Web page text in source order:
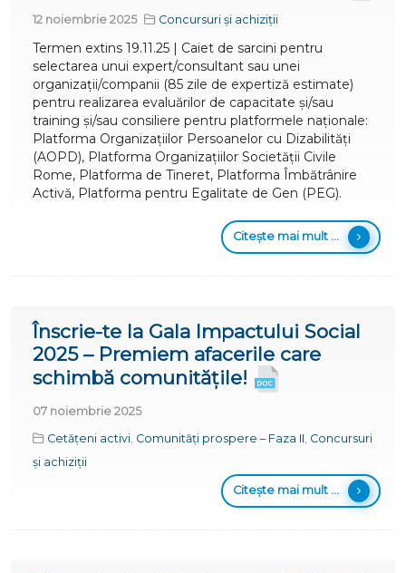
12 noiembrie 2025 Concursuri și achiziții
Termen extins 19.11.25 | Caiet de sarcini pentru
selectarea unui expert/consultant sau unei
organizații/companii (85 zile de expertiză estimate)
pentru realizarea evaluărilor de capacitate și/sau
training și/sau consiliere pentru platformele naționale:
Platforma Organizațiilor Persoanelor cu Dizabilități
(AOPD), Platforma Organizațiilor Societății Civile
Rome, Platforma de Tineret, Platforma Îmbătrânire
Activă, Platforma pentru Egalitate de Gen (PEG).
Citește mai mult ...
Înscrie-te la Gala Impactului Social
2025 – Premiem afacerile care
schimbă comunitățile!
07 noiembrie 2025
Cetățeni activi. Comunități prospere – Faza II, Concursuri
și achiziții
Citește mai mult ...